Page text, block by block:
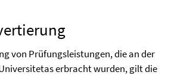
von Prüfungsleistungen, die an der
erbracht wurden, gilt die